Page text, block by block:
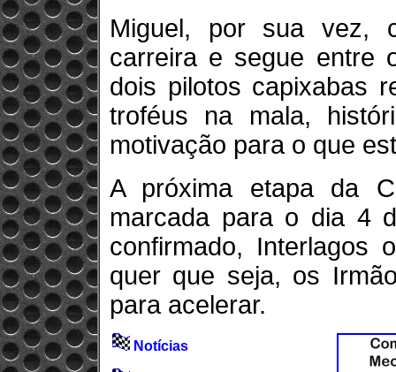
Miguel, por sua vez,
carreira e segue entre
dois pilotos capixabas
troféus na mala,
motivação para o que
A próxima etapa da
marcada para o dia 4
confirmado, Interlagos
quer que seja, os
para acelerar.
Notícias